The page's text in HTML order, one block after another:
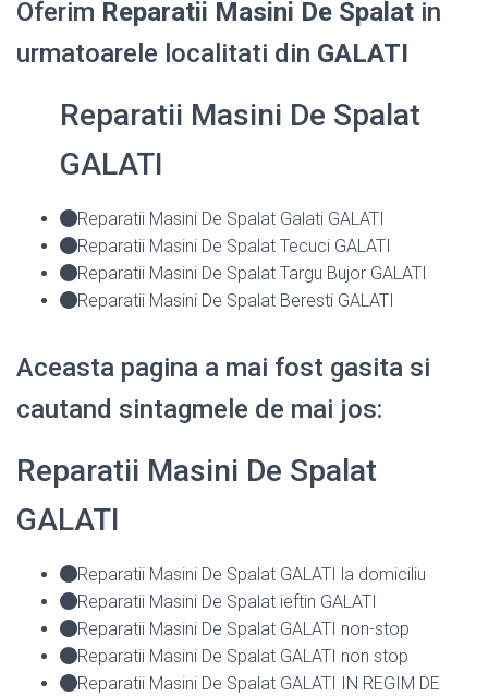
Oferim Reparatii Masini De Spalat in
urmatoarele localitati din GALATI
Reparatii Masini De Spalat
GALATI
Reparatii Masini De Spalat Galati GALATI
Reparatii Masini De Spalat Tecuci GALATI
Reparatii Masini De Spalat Targu Bujor GALATI
Reparatii Masini De Spalat Beresti GALATI
Aceasta pagina a mai fost gasita si
cautand sintagmele de mai jos:
Reparatii Masini De Spalat
GALATI
Reparatii Masini De Spalat GALATI la domiciliu
Reparatii Masini De Spalat ieftin GALATI
Reparatii Masini De Spalat GALATI non-stop
Reparatii Masini De Spalat GALATI non stop
Reparatii Masini De Spalat GALATI IN REGIM DE